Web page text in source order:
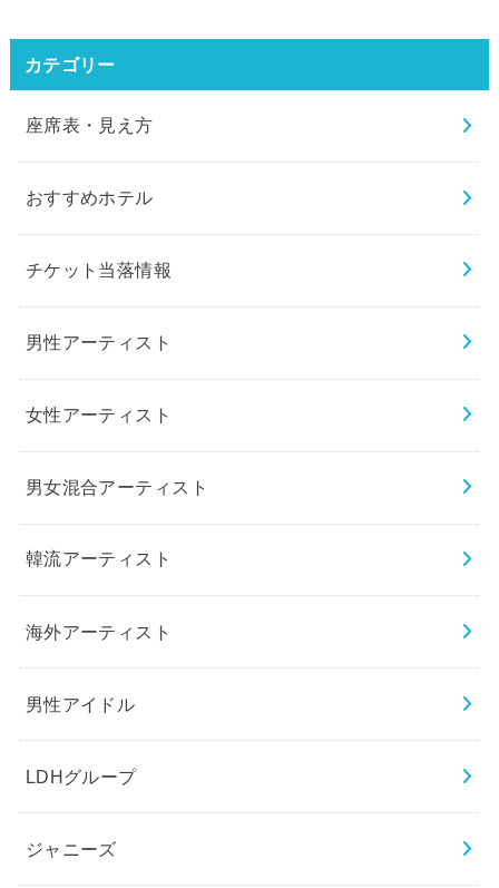
カテゴリー
座席表・見え方
おすすめホテル
チケット当落情報
男性アーティスト
女性アーティスト
男女混合アーティスト
韓流アーティスト
海外アーティスト
男性アイドル
LDHグループ
ジャニーズ